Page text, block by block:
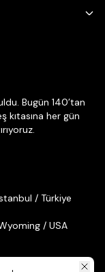
Bugün 140’tan
kıtasına her gün
/ Türkiye
/ USA